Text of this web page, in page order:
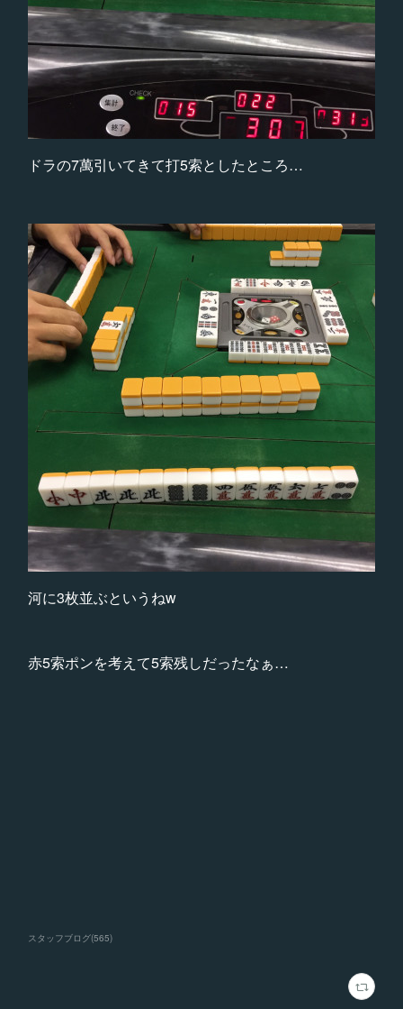
ドラの7萬引いてきて打5索としたところ…
河に3枚並ぶというねw
赤5索ポンを考えて5索残しだったなぁ…
スタッフブログ(565)